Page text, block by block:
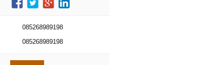
085268989198
085268989198